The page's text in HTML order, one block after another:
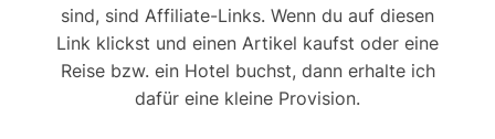
sind, sind Affiliate-Links. Wenn du auf diesen
Link klickst und einen Artikel kaufst oder eine
Reise bzw. ein Hotel buchst, dann erhalte ich
dafür eine kleine Provision.